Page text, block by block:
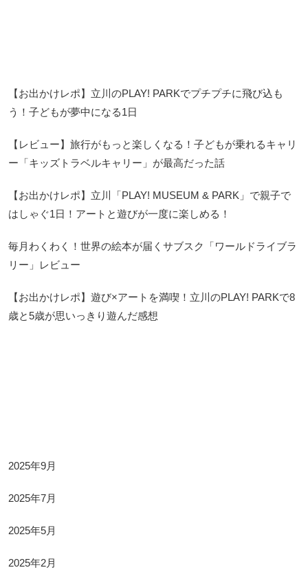
【お出かけレポ】立川のPLAY! PARKでプチプチに飛び込も
う！子どもが夢中になる1日
【レビュー】旅行がもっと楽しくなる！子どもが乗れるキャリ
ー「キッズトラベルキャリー」が最高だった話
【お出かけレポ】立川「PLAY! MUSEUM & PARK」で親子で
はしゃぐ1日！アートと遊びが一度に楽しめる！
毎月わくわく！世界の絵本が届くサブスク「ワールドライブラ
リー」レビュー
【お出かけレポ】遊び×アートを満喫！立川のPLAY! PARKで8
歳と5歳が思いっきり遊んだ感想
2025年9月
2025年7月
2025年5月
2025年2月